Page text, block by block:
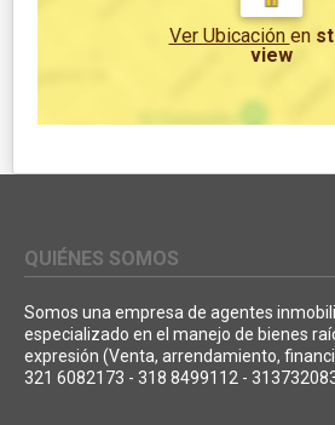
Ver Ubicación en
view
QUIÉNES SOMOS
Somos una empresa de agentes
especializado en el manejo de bienes
expresión (Venta, arrendamiento,
321 6082173 - 318 8499112 -